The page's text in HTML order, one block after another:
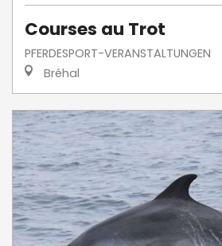
Courses au Trot
PFERDESPORT-VERANSTALTUNGEN
Bréhal